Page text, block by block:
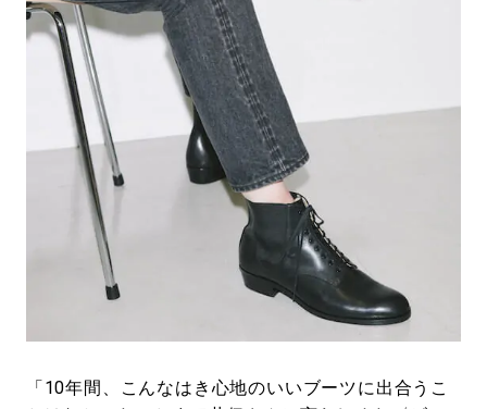
「10年間、こんなはき心地のいいブーツに出合うこ